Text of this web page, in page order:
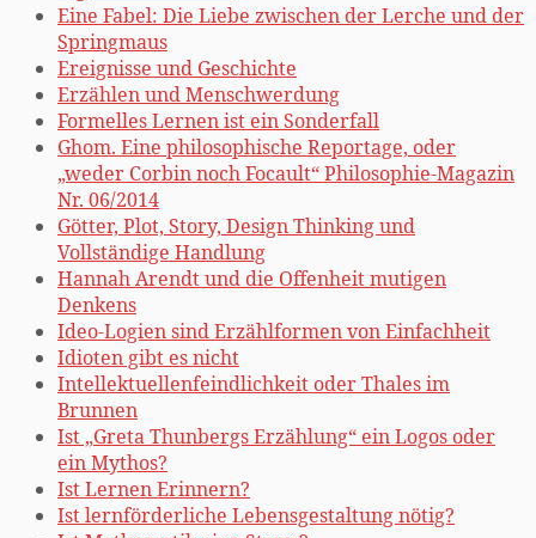
Eine Fabel: Die Liebe zwischen der Lerche und der
Springmaus
Ereignisse und Geschichte
Erzählen und Menschwerdung
Formelles Lernen ist ein Sonderfall
Ghom. Eine philosophische Reportage, oder
„weder Corbin noch Focault“ Philosophie-Magazin
Nr. 06/2014
Götter, Plot, Story, Design Thinking und
Vollständige Handlung
Hannah Arendt und die Offenheit mutigen
Denkens
Ideo-Logien sind Erzählformen von Einfachheit
Idioten gibt es nicht
Intellektuellenfeindlichkeit oder Thales im
Brunnen
Ist „Greta Thunbergs Erzählung“ ein Logos oder
ein Mythos?
Ist Lernen Erinnern?
Ist lernförderliche Lebensgestaltung nötig?